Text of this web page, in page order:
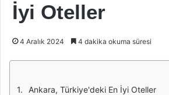
İyi Oteller
4 Aralık 2024 4 dakika okuma süresi
Ankara, Türkiye'deki En İyi Oteller